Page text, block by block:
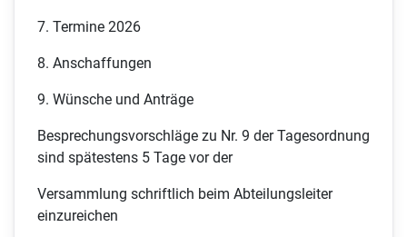
7. Termine 2026
8. Anschaffungen
9. Wünsche und Anträge
Besprechungsvorschläge zu Nr. 9 der Tagesordnung
sind spätestens 5 Tage vor der
Versammlung schriftlich beim Abteilungsleiter
einzureichen